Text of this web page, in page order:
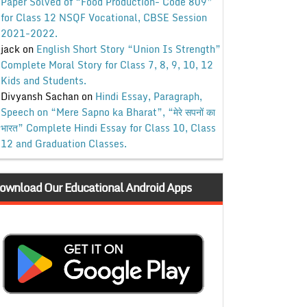
for Class 12 NSQF Vocational, CBSE Session
2021-2022.
jackon English Short Story “Union Is Strength”
Complete Moral Story for Class 7, 8, 9, 10, 12
Kids and Students.
Divyansh Sachanon Hindi Essay, Paragraph,
Speech on “Mere Sapno ka Bharat”, “मेरे सपनों का
भारत” Complete Hindi Essay for Class 10, Class
12 and Graduation Classes.
Our Educational Android Apps